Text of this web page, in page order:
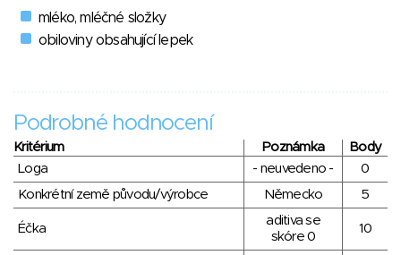
mléko, mléčné složky
obiloviny obsahující lepek
Podrobné hodnocení
Kritérium Poznámka
Body
Loga
- neuvedeno -
0
Konkrétní země původu/výrobce
Německo 5
Éčka
aditiva se
skóre 0
10